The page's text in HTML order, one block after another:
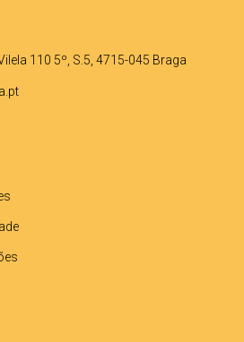
110 5º, S.5, 4715-045 Braga